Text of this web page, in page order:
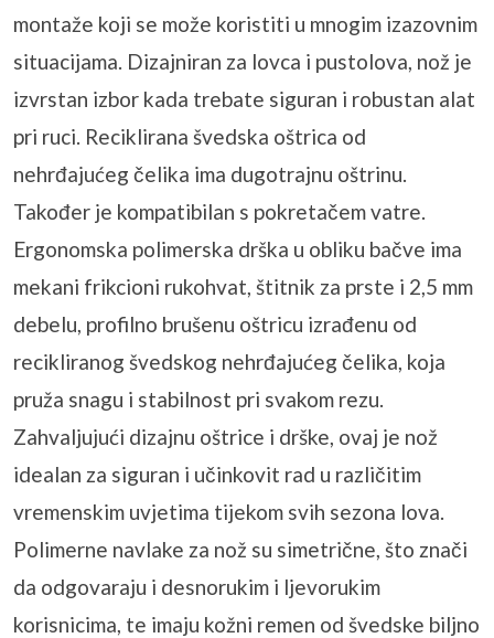
montaže koji se može koristiti u mnogim izazovnim
situacijama. Dizajniran za lovca i pustolova, nož je
izvrstan izbor kada trebate siguran i robustan alat
pri ruci. Reciklirana švedska oštrica od
nehrđajućeg čelika ima dugotrajnu oštrinu.
Također je kompatibilan s pokretačem vatre.
Ergonomska polimerska drška u obliku bačve ima
mekani frikcioni rukohvat, štitnik za prste i 2,5 mm
debelu, profilno brušenu oštricu izrađenu od
recikliranog švedskog nehrđajućeg čelika, koja
pruža snagu i stabilnost pri svakom rezu.
Zahvaljujući dizajnu oštrice i drške, ovaj je nož
idealan za siguran i učinkovit rad u različitim
vremenskim uvjetima tijekom svih sezona lova.
Polimerne navlake za nož su simetrične, što znači
da odgovaraju i desnorukim i ljevorukim
korisnicima, te imaju kožni remen od švedske biljno